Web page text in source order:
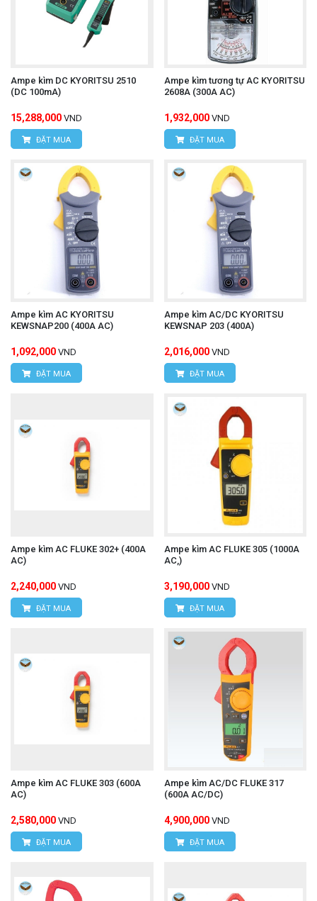
Ampe kìm DC KYORITSU 2510
(DC 100mA)
15,288,000 VND
ĐẶT MUA
Ampe kìm tương tự AC KYORITSU
2608A (300A AC)
1,932,000 VND
ĐẶT MUA
Ampe kìm AC KYORITSU
KEWSNAP200 (400A AC)
1,092,000 VND
ĐẶT MUA
Ampe kìm AC/DC KYORITSU
KEWSNAP 203 (400A)
2,016,000 VND
ĐẶT MUA
Ampe kìm AC FLUKE 302+ (400A
AC)
2,240,000 VND
ĐẶT MUA
Ampe kìm AC FLUKE 305 (1000A
AC,)
3,190,000 VND
ĐẶT MUA
Ampe kìm AC FLUKE 303 (600A
AC)
2,580,000 VND
ĐẶT MUA
Ampe kìm AC/DC FLUKE 317
(600A AC/DC)
4,900,000 VND
ĐẶT MUA